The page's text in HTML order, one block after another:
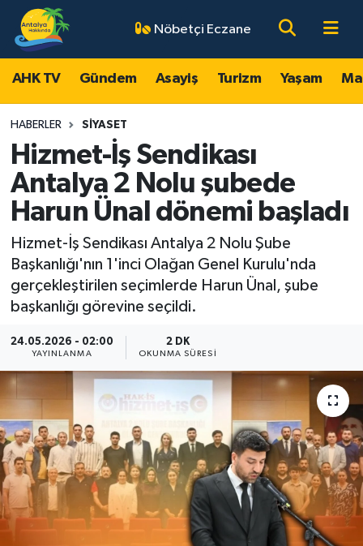
Nöbetçi Eczane
AHK TV Gündem Asayiş Turizm Yaşam
HABERLER SIYASET
Hizmet-İş Sendikası
Antalya 2 Nolu şubede
Harun Ünal dönemi başladı
Hizmet-İş Sendikası Antalya 2 Nolu Şube
Başkanlığı'nın 1'inci Olağan Genel Kurulu'nda
gerçekleştirilen seçimlerde Harun Ünal, şube
başkanlığı görevine seçildi.
24.05.2026 - 02:00
YAYINLANMA
2 DK
OKUNMA SÜRESI
AHK TV
Gündem
Turizm
Magazin
Ekonomi
Spor
Dünya
Resmi Reklamlar
Antalya Nöbetçi Eczaneler
Antalya Hava Durumu
Antalya Namaz Vakitleri
Antalya Trafik Yoğunluk Haritası
Tüm Manşetler
Son Dakika Haberleri
Haber Arşivi